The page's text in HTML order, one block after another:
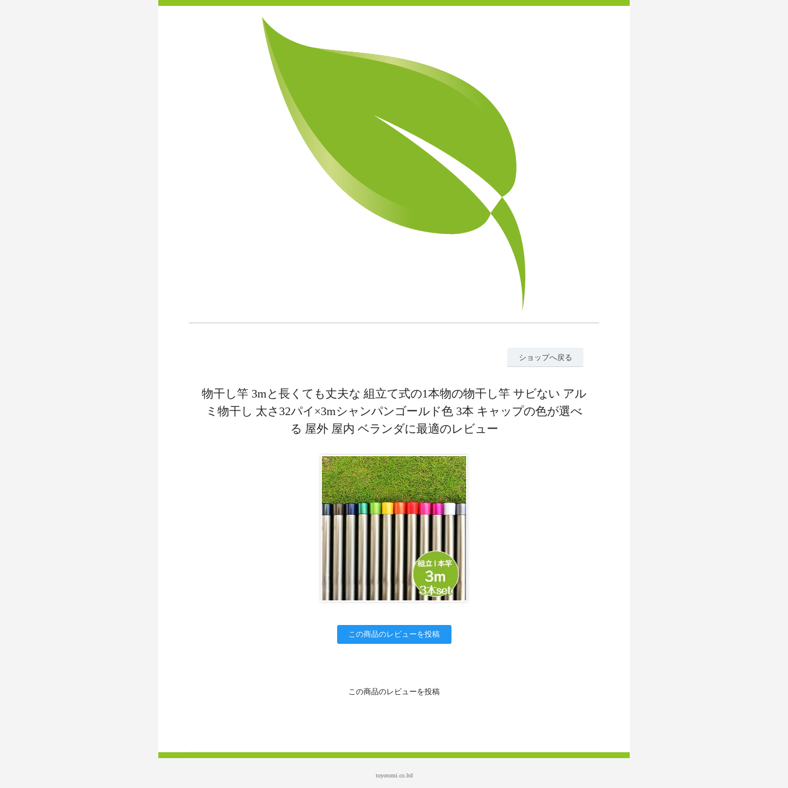
ショップへ戻る
物干し竿 3mと長くても丈夫な 組立て式の1本物の物干し竿 サビない アル
ミ物干し 太さ32パイ×3mシャンパンゴールド色 3本 キャップの色が選べ
る 屋外 屋内 ベランダに最適のレビュー
この商品のレビューを投稿
この商品のレビューを投稿
toyotomi.co.ltd